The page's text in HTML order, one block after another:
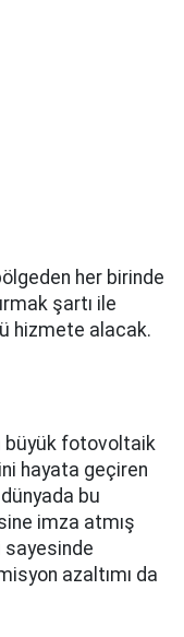
her birinde
şartı ile
hizmete alacak.
büyük fotovoltaik
hayata geçiren
bu
imza atmış
azaltımı da